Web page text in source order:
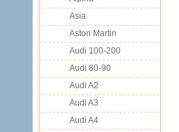
Asia
Aston Martin
Audi 100-200
Audi 80-90
Audi A2
Audi A3
Audi A4